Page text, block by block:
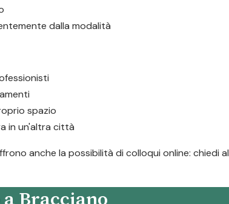
dalla modalità
spazio
in un'altra città
anche la possibilità di colloqui online: chiedi
Bracciano